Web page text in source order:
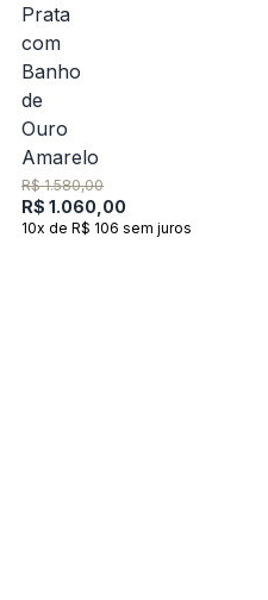
R$ 1.580,00
R$ 1.060,00
10x de R$ 106 sem juros